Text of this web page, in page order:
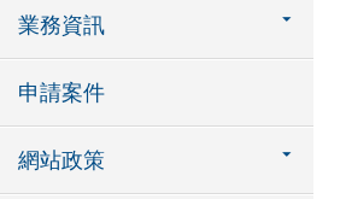
業務資訊
申請案件
網站政策